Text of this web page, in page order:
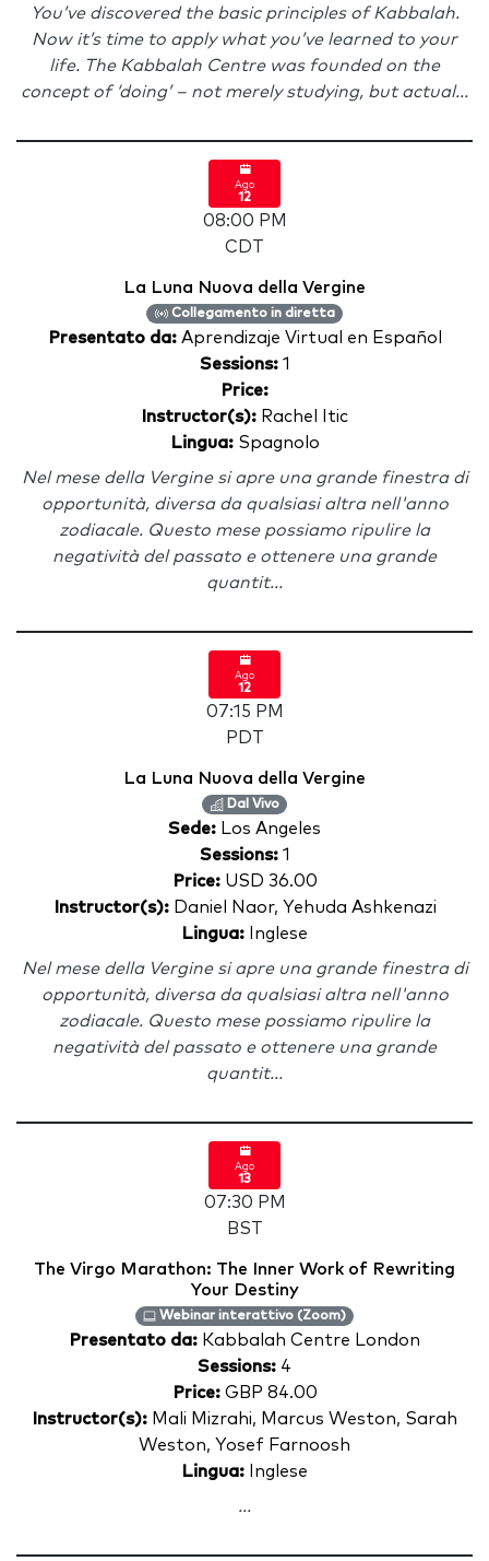
You’ve discovered the basic principles of Kabbalah.
Now it’s time to apply what you’ve learned to your
life. The Kabbalah Centre was founded on the
concept of ‘doing’ – not merely studying, but actual...
Ago
12
08:00 PM
CDT
La Luna Nuova della Vergine
Collegamento in diretta
Presentato da: Aprendizaje Virtual en Español
Sessions:1
Price:
Instructor(s): Rachel Itic
Lingua:Spagnolo
Nel mese della Vergine si apre una grande finestra di
opportunità, diversa da qualsiasi altra nell'anno
zodiacale. Questo mese possiamo ripulire la
negatività del passato e ottenere una grande
quantit...
Ago
12
07:15 PM
PDT
La Luna Nuova della Vergine
Dal Vivo
Sede: Los Angeles
Sessions:1
Price:USD 36.00
Instructor(s):Daniel Naor, Yehuda Ashkenazi
Lingua: Inglese
Nel mese della Vergine si apre una grande finestra di
opportunità, diversa da qualsiasi altra nell'anno
zodiacale. Questo mese possiamo ripulire la
negatività del passato e ottenere una grande
quantit...
Ago
13
07:30 PM
BST
The Virgo Marathon: The Inner Work of Rewriting
Your Destiny
Webinar interattivo (Zoom)
Presentato da: Kabbalah Centre London
Sessions: 4
Price:GBP 84.00
Instructor(s): Mali Mizrahi, Marcus Weston, Sarah
Weston, Yosef Farnoosh
Lingua: Inglese
...